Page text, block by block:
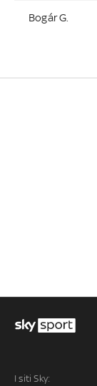
Bogár G.
I siti Sky: